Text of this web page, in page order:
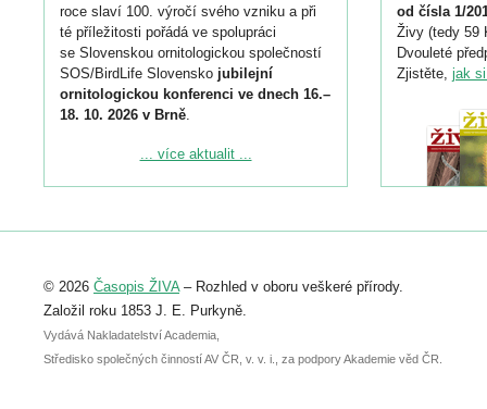
roce slaví 100. výročí svého vzniku a při
té příležitosti pořádá ve spolupráci
se Slovenskou ornitologickou společností
SOS/BirdLife Slovensko jubilejní
ornitologickou konferenci ve dnech 16.–
18. 10. 2026 v Brně.
Podrobnější informace ke konferenci
Registrovat se můžete do 6. září.
abstraktu přihlášené přednášky nebo
posteru je už 30. června.
... více aktualit ...
od čísla 1/
Živy (tedy 59
Dvouleté
Zjistěte, jak
© 2026 Časopis ŽIVA– Rozhled v oboru veškeré přírody.
Založil roku 1853 J. E. Purkyně.
Vydává Nakladatelství Academia,
Středisko společných činností AV ČR, v. v. i., za podpory Akademie věd ČR.